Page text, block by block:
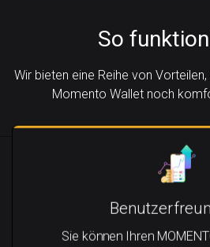
So
Wir bieten eine Reihe von
Momento Wallet noch
Sie können Ihren